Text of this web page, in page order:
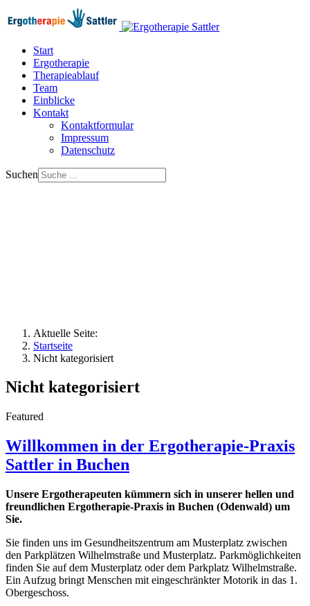
Start
Ergotherapie
Therapieablauf
Team
Einblicke
Kontakt
Kontaktformular
Impressum
Datenschutz
Suchen
Aktuelle Seite:
Startseite
Nicht kategorisiert
Nicht kategorisiert
Featured
Willkommen in der Ergotherapie-Praxis
Sattler in Buchen
Unsere Ergotherapeuten kümmern sich in unserer hellen und
freundlichen Ergotherapie-Praxis in Buchen (Odenwald) um
Sie.
Sie finden uns im Gesundheitszentrum am Musterplatz zwischen
den Parkplätzen Wilhelmstraße und Musterplatz. Parkmöglichkeiten
finden Sie auf dem Musterplatz oder dem Parkplatz Wilhelmstraße.
Ein Aufzug bringt Menschen mit eingeschränkter Motorik in das 1.
Obergeschoss.